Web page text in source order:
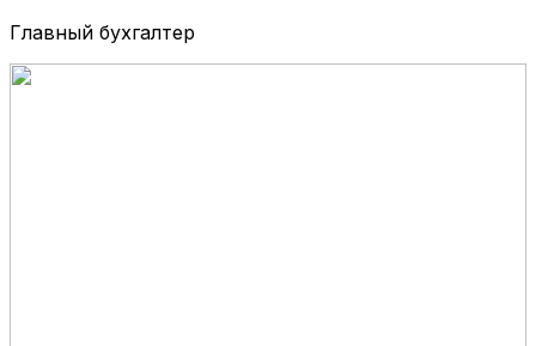
Главный бухгалтер